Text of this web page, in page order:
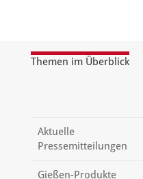
Themen im Überblick
Aktuelle
Pressemitteilungen
Gießen-Produkte